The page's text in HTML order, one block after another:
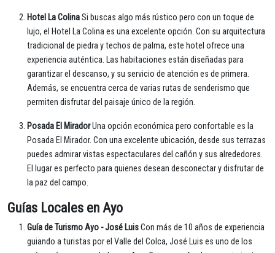
Hotel La ColinaSi buscas algo más rústico pero con un toque de
lujo, el Hotel La Colina es una excelente opción. Con su arquitectura
tradicional de piedra y techos de palma, este hotel ofrece una
experiencia auténtica. Las habitaciones están diseñadas para
garantizar el descanso, y su servicio de atención es de primera.
Además, se encuentra cerca de varias rutas de senderismo que
permiten disfrutar del paisaje único de la región.
Posada El MiradorUna opción económica pero confortable es la
Posada El Mirador. Con una excelente ubicación, desde sus terrazas
puedes admirar vistas espectaculares del cañón y sus alrededores.
El lugar es perfecto para quienes desean desconectar y disfrutar de
la paz del campo.
Guías Locales en Ayo
Guía de Turismo Ayo - José LuisCon más de 10 años de experiencia
guiando a turistas por el Valle del Colca, José Luis es uno de los